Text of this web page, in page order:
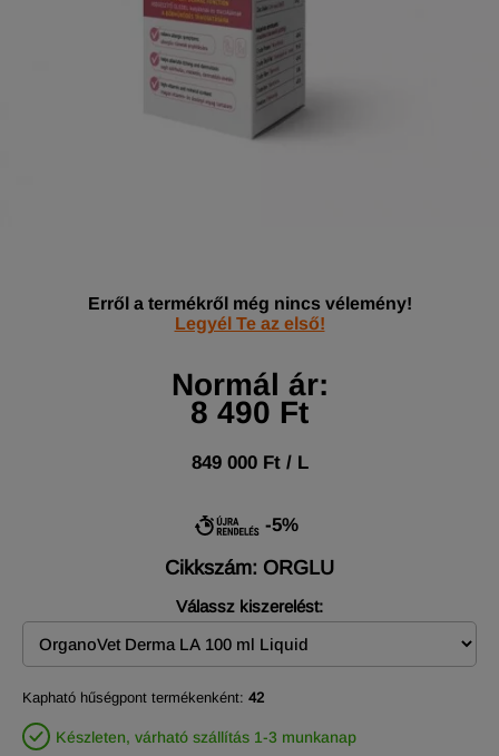
Erről a termékről még nincs vélemény!
Legyél Te az első!
Normál ár:
8 490 Ft
849 000 Ft / L
-5%
Cikkszám: ORGLU
Válassz kiszerelést:
Kapható hűségpont termékenként: 42
Készleten, várható szállítás 1-3 munkanap